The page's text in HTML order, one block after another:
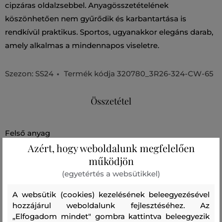
cipzáras oldalzsebbel. Anyagösszetételének
köszönhetően nem gyűrődik és karbantartása is
rendkívül praktikus. Sportos, ugyanakkor elegáns darab,
amely alkalmas a mindennapos viseletre.
Szezon: SS24 Termék kódja 320780_3R26-324-CW-65
Összetétel
felső anyag
POLIÉSZTER
100 %
100 %
Azért, hogy weboldalunk megfelelően
működjön
(egyetértés a websütikkel)
A websütik (cookies) kezelésének beleegyezésével
hozzájárul weboldalunk fejlesztéséhez. Az
„Elfogadom mindet" gombra kattintva beleegyezik